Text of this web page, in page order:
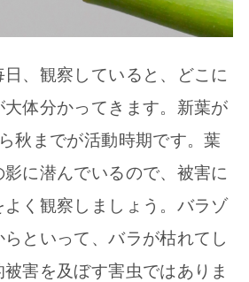
、観察していると、どこに
体分かってきます。新葉が
秋までが活動時期です。葉
に潜んでいるので、被害に
く観察しましょう。バラゾ
といって、バラが枯れてし
害を及ぼす害虫ではありま